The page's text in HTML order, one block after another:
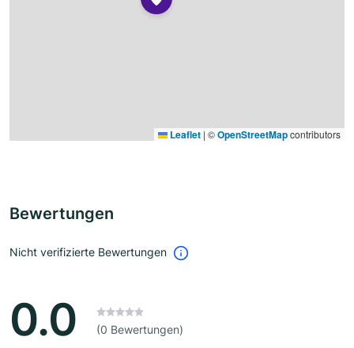
Leaflet | ©OpenStreetMapcontributors
Bewertungen
Nicht verifizierte Bewertungen
0.0 (0 Bewertungen)